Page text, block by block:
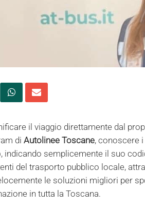
il viaggio direttamente dal
di Autolinee Toscane, conoscere
indicando semplicemente il suo
del trasporto pubblico locale,
le soluzioni migliori per
in tutta la Toscana.